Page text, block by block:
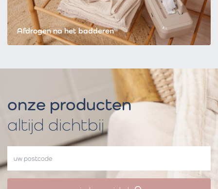
Afdrogen na het badderen
onze producten
altijd dichtbij